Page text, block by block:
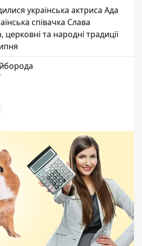
українська актриса Ада
співачка Слава
церковні та народні традиції